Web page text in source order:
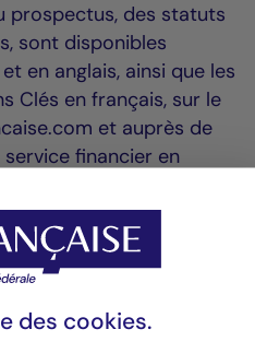
prospectus, des statuts
sont disponibles
en anglais, ainsi que les
Clés en français, sur le
et auprès de
financier en
320
des cookies.